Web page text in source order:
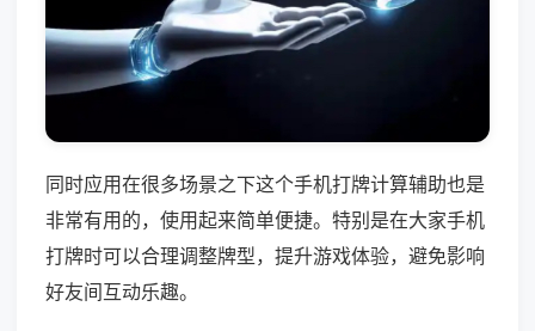
同时应用在很多场景之下这个手机打牌计算辅助也是
非常有用的，使用起来简单便捷。特别是在大家手机
打牌时可以合理调整牌型，提升游戏体验，避免影响
好友间互动乐趣。